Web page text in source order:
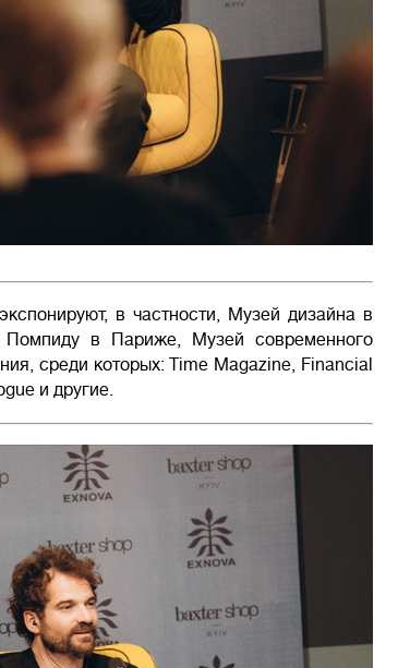
в частности, Музей дизайна в
Помпиду в Париже, Музей современного
среди которых: Time Magazine, Financial
и другие.